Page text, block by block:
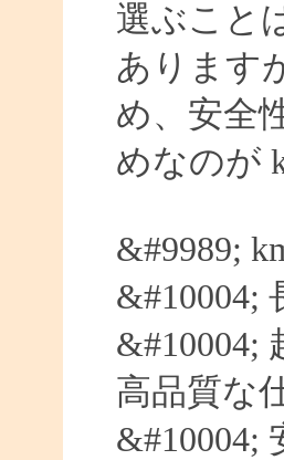
選ぶこと
あります
め、安全
めなのが
&#9989;
&#10004;
&#10004;
高品質な
&#10004;